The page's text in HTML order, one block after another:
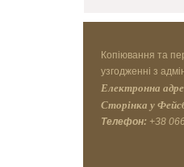
Копіювання та
узгодженні з
Електронна
Сторінка у
Телефон: +38